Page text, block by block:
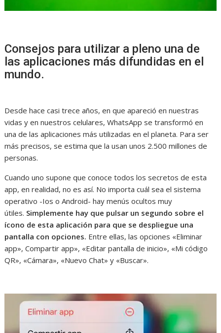
Consejos para utilizar a pleno una de
las aplicaciones más difundidas en el
mundo.
Desde hace casi trece años, en que apareció en nuestras
vidas y en nuestros celulares, WhatsApp se transformó en
una de las aplicaciones más utilizadas en el planeta. Para ser
más precisos, se estima que la usan unos 2.500 millones de
personas.
Cuando uno supone que conoce todos los secretos de esta
app, en realidad, no es así. No importa cuál sea el sistema
operativo -Ios o Android- hay menús ocultos muy
útiles. Simplemente hay que pulsar un segundo sobre el
ícono de esta aplicación para que se despliegue una
pantalla con opciones. Entre ellas, las opciones «Eliminar
app», Compartir app», «Editar pantalla de inicio», «Mi código
QR», «Cámara», «Nuevo Chat» y «Buscar».